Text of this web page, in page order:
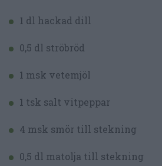
1 dl hackad dill
0,5 dl ströbröd
1 msk vetemjöl
1 tsk salt vitpeppar
4 msk smör till stekning
0,5 dl matolja till stekning